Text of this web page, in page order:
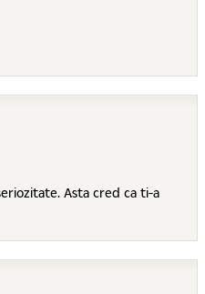
Asta cred ca ti-a